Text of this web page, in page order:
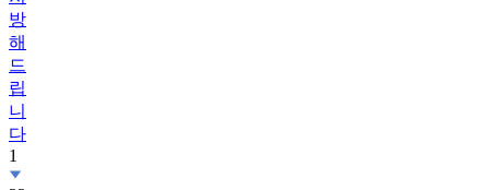
방
해
드
립
니
다
1